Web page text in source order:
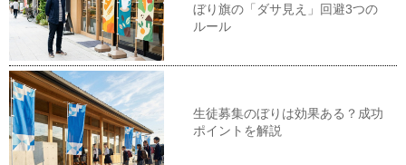
ぼり旗の「ダサ見え」回避3つの
ルール
生徒募集のぼりは効果ある？成功
ポイントを解説